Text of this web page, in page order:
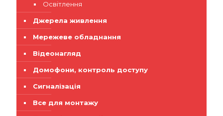
Освітлення
Джерела живлення
Мережеве обладнання
Відеонагляд
Домофони, контроль доступу
Сигналізація
Все для монтажу